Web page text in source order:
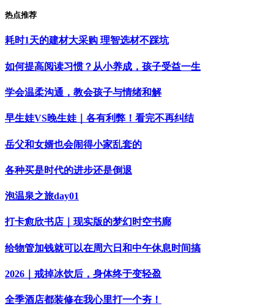
热点推荐
耗时1天的建材大采购 理智选材不踩坑
如何提高阅读习惯？从小养成，孩子受益一生
学会温柔沟通，教会孩子与情绪和解
早生娃VS晚生娃｜各有利弊！看完不再纠结
岳父和女婿也会闹得小家乱套的
各种买是时代的进步还是倒退
泡温泉之旅day01
打卡愈欣书店｜现实版的梦幻时空书廊
给物管加钱就可以在周六日和中午休息时间搞
2026｜戒掉冰饮后，身体终于变轻盈
全季酒店都装修在我心里打一个夯！